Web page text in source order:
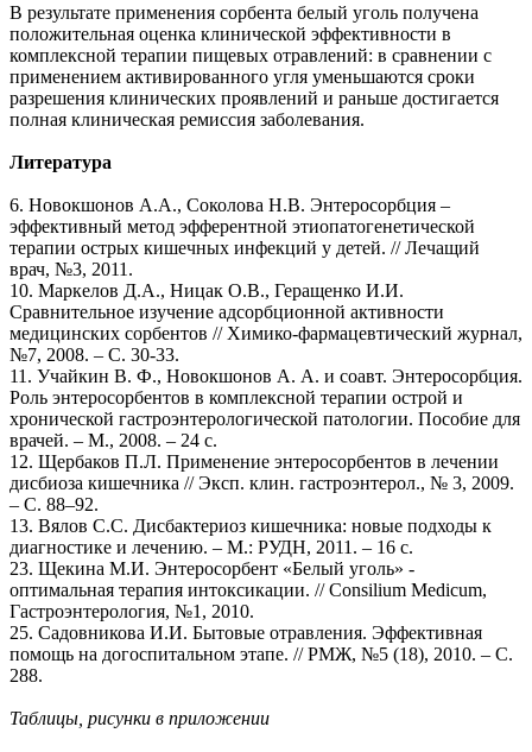
В результате применения сорбента белый уголь получена
положительная оценка клинической эффективности в
комплексной терапии пищевых отравлений: в сравнении с
применением активированного угля уменьшаются сроки
разрешения клинических проявлений и раньше достигается
полная клиническая ремиссия заболевания.
Литература
6. Новокшонов А.А., Соколова Н.В. Энтеросорбция –
эффективный метод эфферентной этиопатогенетической
терапии острых кишечных инфекций у детей. // Лечащий
врач, №3, 2011.
10. Маркелов Д.А., Ницак О.В., Геращенко И.И.
Сравнительное изучение адсорбционной активности
медицинских сорбентов // Химико-фармацевтический журнал,
№7, 2008. – С. 30-33.
11. Учайкин В. Ф., Новокшонов А. А. и соавт. Энтеросорбция.
Роль энтеросорбентов в комплексной терапии острой и
хронической гастроэнтерологической патологии. Пособие для
врачей. – М., 2008. – 24 с.
12. Щербаков П.Л. Применение энтеросорбентов в лечении
дисбиоза кишечника // Эксп. клин. гастроэнтерол., № 3, 2009.
– С. 88–92.
13. Вялов С.С. Дисбактериоз кишечника: новые подходы к
диагностике и лечению. – М.: РУДН, 2011. – 16 с.
23. Щекина М.И. Энтеросорбент «Белый уголь» -
оптимальная терапия интоксикации. // Consilium Medicum,
Гастроэнтерология, №1, 2010.
25. Садовникова И.И. Бытовые отравления. Эффективная
помощь на догоспитальном этапе. // РМЖ, №5 (18), 2010. – С.
288.
Таблицы, рисунки в приложении